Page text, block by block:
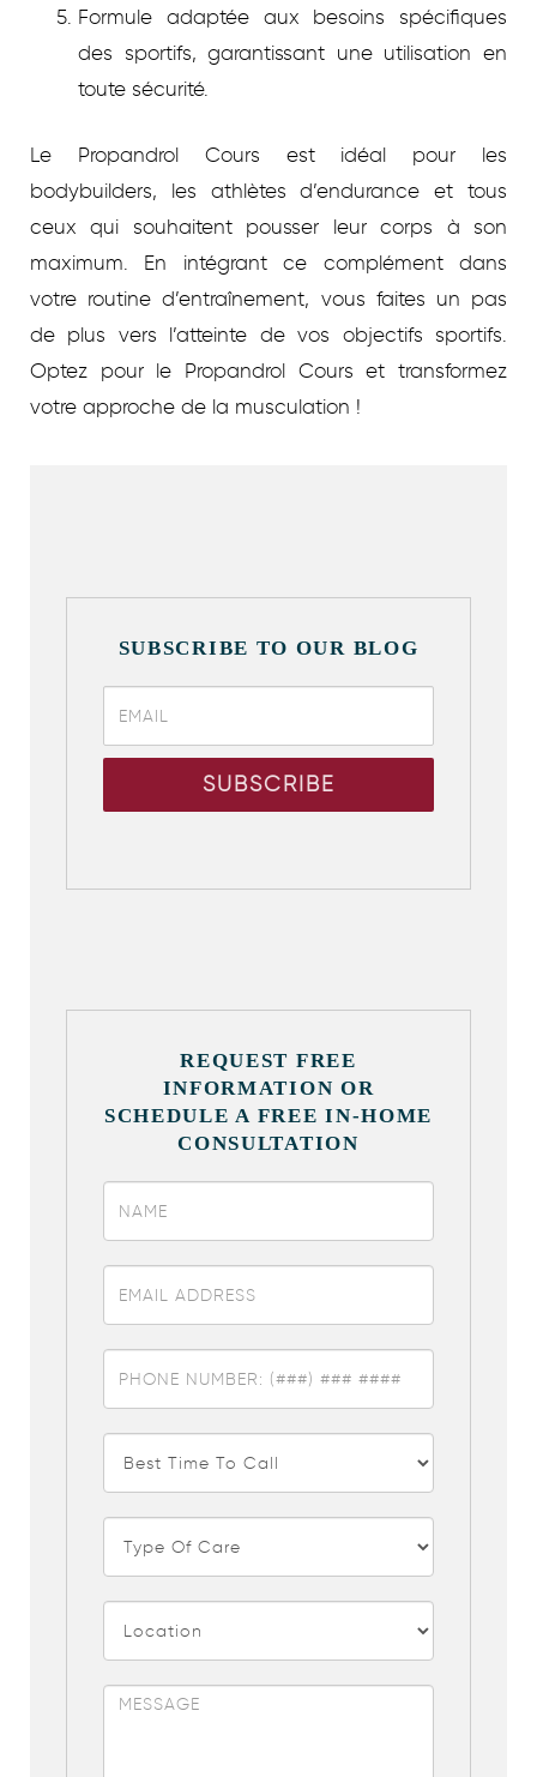
Formule adaptée aux besoins spécifiques
des sportifs, garantissant une utilisation en
toute sécurité.
Le Propandrol Cours est idéal pour les
bodybuilders, les athlètes d’endurance et tous
ceux qui souhaitent pousser leur corps à son
maximum. En intégrant ce complément dans
votre routine d’entraînement, vous faites un pas
de plus vers l’atteinte de vos objectifs sportifs.
Optez pour le Propandrol Cours et transformez
votre approche de la musculation !
SUBSCRIBE TO OUR BLOG
REQUEST FREE
INFORMATION OR
SCHEDULE A FREE IN-HOME
CONSULTATION